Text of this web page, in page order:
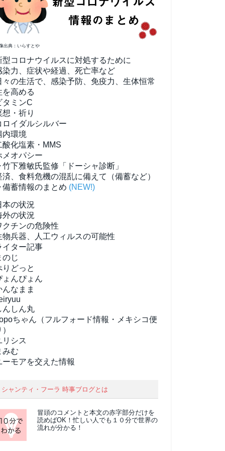
出典：いらすとや
型コロナウイルスに対処するために
染力、症状や経過、死亡率など
々の生活で、感染予防、免疫力、生体恒常
を高める
タミンC
想・祈り
ロイダルシルバー
内環境
酸化塩素・MMS
メオパシー
下雅敏氏監修「ドーシャ診断」
済、食料危機の混乱に備えて（備蓄など）
蓄情報のまとめ (NEW!)
本の状況
外の状況
クチンの危険性
物兵器、人工ウィルスの可能性
イター記事
のじ
りどっと
ょんぴょん
んなまま
んしん丸
ちゃん（フルフォード情報・メキシコ便
リシス
みむ
ーモアを交えた情報
シャンティ・フーラ 時事ブログとは
冒頭のコメントと本文の赤字部分だけを
読めばOK！忙しい人でも１０分で世界の
流れが分かる！